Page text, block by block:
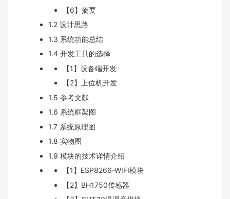
【6】摘要
1.2 设计思路
1.3 系统功能总结
1.4 开发工具的选择
【1】设备端开发
【2】上位机开发
1.5 参考文献
1.6 系统框架图
1.7 系统原理图
1.8 实物图
1.9 模块的技术详情介绍
【1】ESP8266-WIFI模块
【2】BH1750传感器